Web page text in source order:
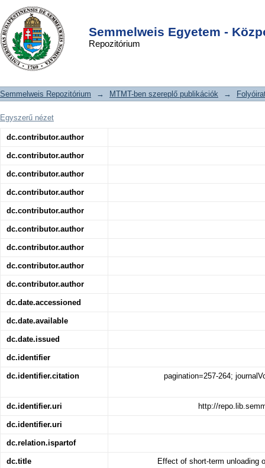
Semmelweis Egyetem -
Repozitórium
Effect of short-term unloading on T2
relaxation time in the lumbar
intervertebral disc—in vivo magnetic
resonance imaging study at 3.0 tesla
DSpace/Manakin Repository
Semmelweis Repozitórium → MTMT-ben szereplő publikációk →
Egyszerű nézet
dc.contributor.author
dc.contributor.author
dc.contributor.author
dc.contributor.author
dc.contributor.author
dc.contributor.author
dc.contributor.author
dc.contributor.author
dc.contributor.author
dc.date.accessioned
dc.date.available
dc.date.issued
dc.identifier
dc.identifier.citation pagination=257-264;
dc.identifier.uri http://
dc.identifier.uri
dc.relation.ispartof
dc.title
Effect of short-term unloading